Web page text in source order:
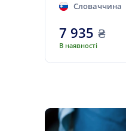
Словаччина
7 935 ₴
В наявності